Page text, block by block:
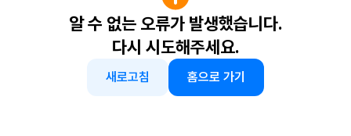
알 수 없는 오류가 발생했습니다.
다시 시도해주세요.
새로고침 홈으로 가기